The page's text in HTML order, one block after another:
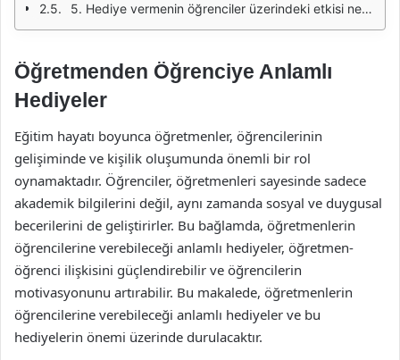
5. Hediye vermenin öğrenciler üzerindeki etkisi nedir?
Öğretmenden Öğrenciye Anlamlı
Hediyeler
Eğitim hayatı boyunca öğretmenler, öğrencilerinin
gelişiminde ve kişilik oluşumunda önemli bir rol
oynamaktadır. Öğrenciler, öğretmenleri sayesinde sadece
akademik bilgilerini değil, aynı zamanda sosyal ve duygusal
becerilerini de geliştirirler. Bu bağlamda, öğretmenlerin
öğrencilerine verebileceği anlamlı hediyeler, öğretmen-
öğrenci ilişkisini güçlendirebilir ve öğrencilerin
motivasyonunu artırabilir. Bu makalede, öğretmenlerin
öğrencilerine verebileceği anlamlı hediyeler ve bu
hediyelerin önemi üzerinde durulacaktır.